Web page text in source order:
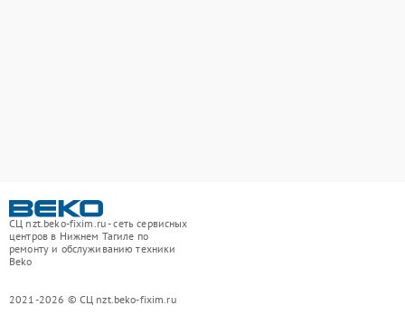
СЦ nzt.beko-fixim.ru - сеть сервисных
центров в Нижнем Тагиле по
ремонту и обслуживанию техники
Beko
2021-2026 © СЦ nzt.beko-fixim.ru